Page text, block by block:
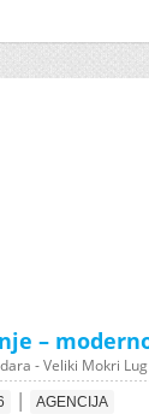
–
- Veliki Mokri
| AGENCIJA